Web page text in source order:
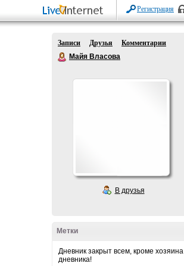
Регистрация
Записи Друзья
Комментарии
Майя Власова
В друзья
Метки
Дневник закрыт всем, кроме хозяина
дневника!